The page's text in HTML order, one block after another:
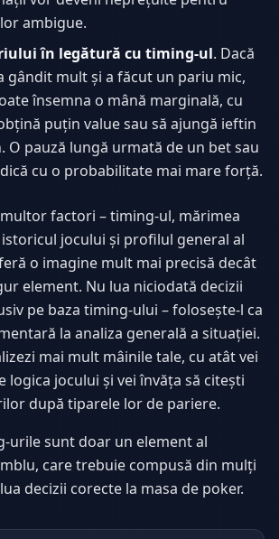
ambigue.
în legătură cu timing-ul. Dacă
gândit mult și a făcut un pariu mic,
însemna o mână marginală, cu
puțin value sau să ajungă ieftin
O pauză lungă urmată de un bet sau
cu o probabilitate mai mare forță.
factori – timing-ul, mărimea
jocului și profilul general al
o imagine mult mai precisă decât
element. Nu lua niciodată decizii
pe baza timing-ului – folosește-l ca
la analiza generală a situației.
mai mult mâinile tale, cu atât vei
logica jocului și vei învăța să citești
după tiparele lor de pariere.
urile sunt doar un element al
care trebuie compusă din mulți
decizii corecte la masa de poker.